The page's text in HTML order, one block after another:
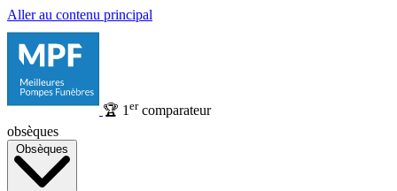
Aller au contenu principal
🏆 1 ercomparateur
obsèques
Obsèques